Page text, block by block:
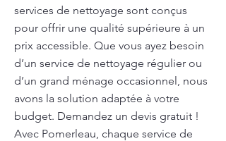
services de nettoyage sont conçus
pour offrir une qualité supérieure à un
prix accessible. Que vous ayez besoin
d’un service de nettoyage régulier ou
d’un grand ménage occasionnel, nous
avons la solution adaptée à votre
budget. Demandez un devis gratuit !
Avec Pomerleau, chaque service de